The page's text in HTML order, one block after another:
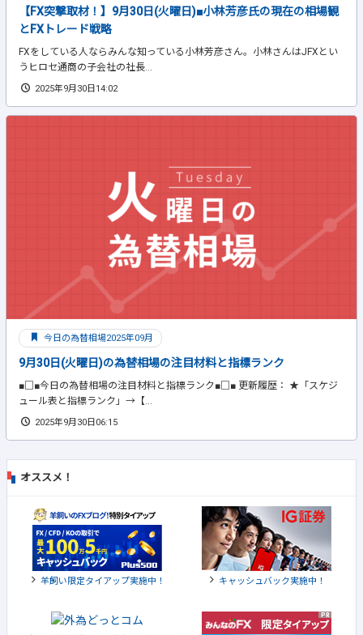
【FX突撃取材！】9月30日(火曜日)■小林芳彦氏の現在の相場観
とFXトレード戦略
FXをしている人ならみんな知っている小林芳彦さん。小林さんはJFXとい
うヒロセ通商の子会社の社長...
2025年9月30日14:02
今日の為替相場2025年09月
9月30日(火曜日)の為替相場の注目材料と指標ランク
■□■今日の為替相場の注目材料と指標ランク■□■ 更新履歴： ★「スケジ
ュール表と指標ランク」→【...
2025年9月30日06:15
オススメ！
羊飼い限定タイアップ実施中！ キャッシュバック実施中！